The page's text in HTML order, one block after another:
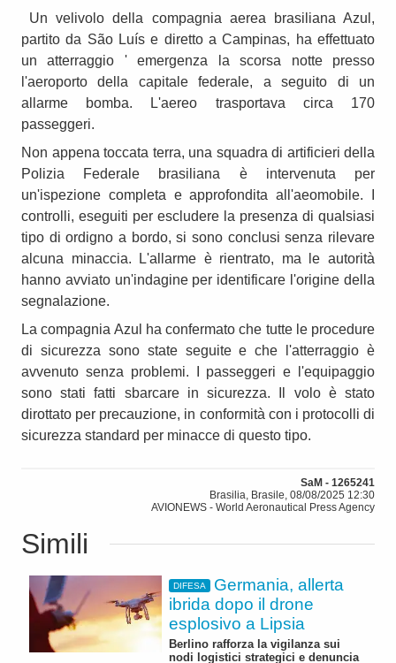
Un velivolo della compagnia aerea brasiliana Azul,
partito da São Luís e diretto a Campinas, ha effettuato
un atterraggio ' emergenza la scorsa notte presso
l'aeroporto della capitale federale, a seguito di un
allarme bomba. L'aereo trasportava circa 170
passeggeri.
Non appena toccata terra, una squadra di artificieri della
Polizia Federale brasiliana è intervenuta per
un'ispezione completa e approfondita all'aeomobile. I
controlli, eseguiti per escludere la presenza di qualsiasi
tipo di ordigno a bordo, si sono conclusi senza rilevare
alcuna minaccia. L'allarme è rientrato, ma le autorità
hanno avviato un'indagine per identificare l'origine della
segnalazione.
La compagnia Azul ha confermato che tutte le procedure
di sicurezza sono state seguite e che l'atterraggio è
avvenuto senza problemi. I passeggeri e l'equipaggio
sono stati fatti sbarcare in sicurezza. Il volo è stato
dirottato per precauzione, in conformità con i protocolli di
sicurezza standard per minacce di questo tipo.
SaM - 1265241
Brasilia, Brasile, 08/08/2025 12:30
AVIONEWS - World Aeronautical Press Agency
Simili
DIFESA
Germania, allerta
ibrida dopo il drone
esplosivo a Lipsia
Berlino rafforza la vigilanza sui
nodi logistici strategici e denuncia